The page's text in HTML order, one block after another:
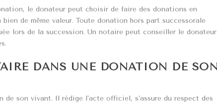
le donateur peut choisir de faire des donations en
de même valeur. Toute donation hors part successorale
lors de la succession. Un notaire peut conseiller le donateur
DANS UNE DONATION DE
son vivant. Il rédige l’acte officiel, s’assure du respect des